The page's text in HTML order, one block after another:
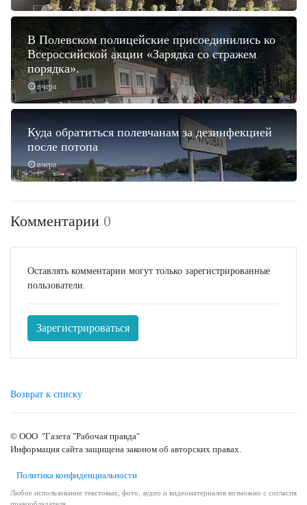
вчера
В Полевском полицейские присоединились ко
Всероссийской акции «Зарядка со стражем
порядка».
вчера
Куда обратиться полевчанам за дезинфекцией
после потопа
Комментарии 0
Оставлять комментарии могут только зарегистрированные
пользователи.
Зарегистрироваться
Возврат к списку
© ООО "Газета "Рабочая правда"
Информация сайта защищена законом об авторских правах.
Политика конфиденциальности
Любое использование текстовых, фото, аудио и видеоматериалов возможно с согласия